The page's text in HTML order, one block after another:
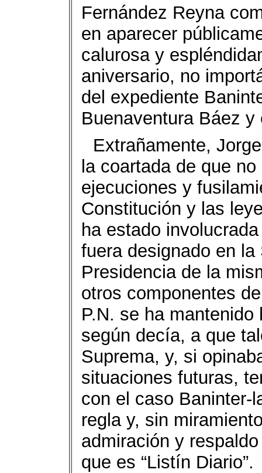
Fernández Reyna
en aparecer
calurosa y
aniversario, no
del expediente
Buenaventura Báez y
Extrañamente,
la coartada de que
ejecuciones y
Constitución y las
ha estado
fuera designado en
Presidencia de la
otros componentes
P.N. se ha
según decía, a que
Suprema, y, si
situaciones futuras,
con el caso Baninter-
regla y, sin
admiración y
que es “Listín Diario”.